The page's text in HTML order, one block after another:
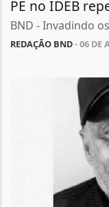
PE no IDEB
BND - Invadindo
REDAÇÃO BND- 06 DE